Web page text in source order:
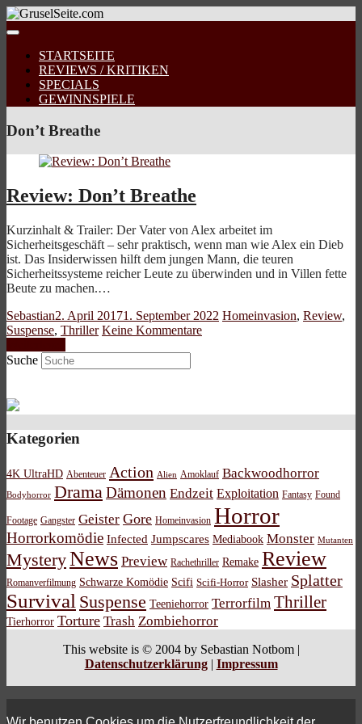
STARTSEITE
REVIEWS / KRITIKEN
SPECIALS
GEWINNSPIELE
Don’t Breathe
Review: Don’t Breathe
Kurzinhalt & Trailer: Der Vater von Alex arbeitet im
Sicherheitsgeschäft – sehr praktisch, wenn man wie Alex ein Dieb
ist. Das Insiderwissen hilft dem jungen Mann, die teuren
Sicherheitssysteme reicher Leute zu überwinden und in Villen fette
Beute zu machen.…
Sebastian2. April 20171. September 2022 Homeinvasion, Review,
Suspense, Thriller Keine Kommentare
Suche
Kategorien
4K UltraHD Abenteuer Action Alien Amoklauf Backwoodhorror
Bodyhorror Drama Dämonen Endzeit Exploitation Fantasy Found
Footage Gangster Geister Gore Homeinvasion Horror
Horrorkomödie Infected Jumpscares Mediabook Monster Mutanten
MysteryNews Preview Rachethriller Remake Review
Romanverfilmung Schwarze Komödie Scifi Scifi-Horror Slasher Splatter
Survival Suspense Teeniehorror Terrorfilm Thriller
Tierhorror Torture Trash Zombiehorror
This website is © 2004 by Sebastian Notbom |
Datenschutzerklärung| Impressum